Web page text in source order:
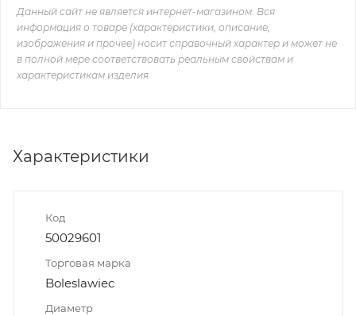
Данный сайт не является интернет-магазином. Вся
информация о товаре (характеристики, описание,
изображения и прочее) носит справочный характер и может не
в полной мере соответствовать реальным свойствам и
характеристикам изделия.
Характеристики
Код
50029601
Торговая марка
Boleslawiec
Диаметр